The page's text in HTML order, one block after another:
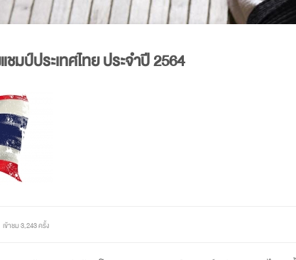
มป์ประเทศไทย ประจำปี 2564
เข้าชม 3,243 ครั้ง